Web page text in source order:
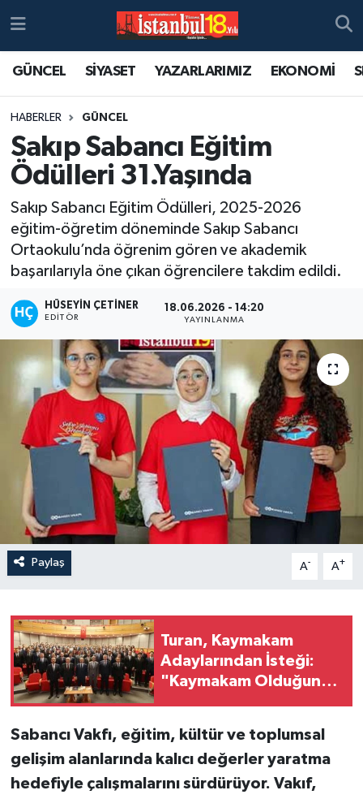
GÜNCEL SİYASET YAZARLARIMIZ EKONOMİ
HABERLER GÜNCEL
Sakıp Sabancı Eğitim
Ödülleri 31.Yaşında
Sakıp Sabancı Eğitim Ödülleri, 2025-2026
eğitim-öğretim döneminde Sakıp Sabancı
Ortaokulu’nda öğrenim gören ve akademik
başarılarıyla öne çıkan öğrencilere takdim edildi.
HÜSEYIN ÇETINER
EDITÖR
18.06.2026 - 14:20
YAYINLANMA
Paylaş A- A+
Turan, Kaymakam
Adaylarından İsteği:
"Kaymakam Olduğunuz
Sabancı Vakfı, eğitim, kültür ve toplumsal
gelişim alanlarında kalıcı değerler yaratma
hedefiyle çalışmalarını sürdürüyor. Vakıf,